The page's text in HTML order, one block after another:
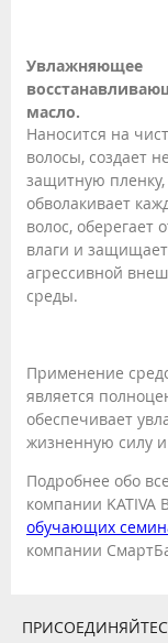
Увлажняющее
масло.
Наносится на
волосы, создает
защитную пленку,
обволакивает
волос, оберегает
влаги и
агрессивной
среды.
Применение
является
обеспечивает
жизненную силу
Подробнее обо
компании
обучающих
компании